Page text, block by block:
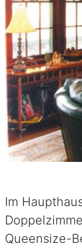
Im
Queensize-